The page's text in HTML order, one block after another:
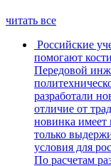
читать все
Российские
помогают
Передовой
разработали
отличие от
новинка имеет
только
условия для
По расчетам